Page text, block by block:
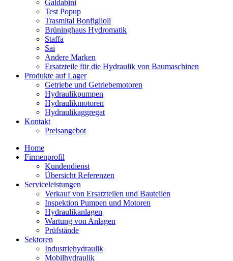
Galdabini
Test Popup
Trasmital Bonfiglioli
Brüninghaus Hydromatik
Staffa
Sai
Andere Marken
Ersatzteile für die Hydraulik von Baumaschinen
Produkte auf Lager
Getriebe und Getriebemotoren
Hydraulikpumpen
Hydraulikmotoren
Hydraulikaggregat
Kontakt
Preisangebot
Home
Firmenprofil
Kundendienst
Übersicht Referenzen
Serviceleistungen
Verkauf von Ersatzteilen und Bauteilen
Inspektion Pumpen und Motoren
Hydraulikanlagen
Wartung von Anlagen
Prüfstände
Sektoren
Industriehydraulik
Mobilhydraulik